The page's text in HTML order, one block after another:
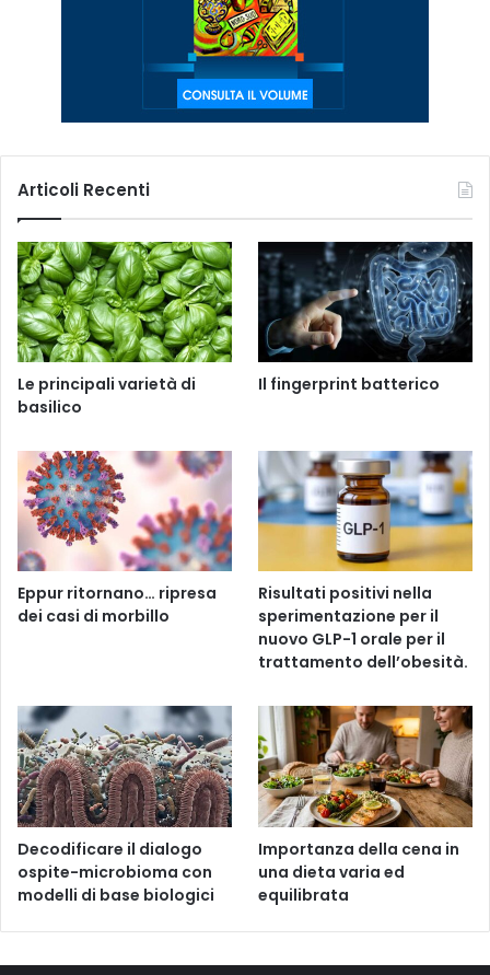
Articoli Recenti
Le principali varietà di
basilico
Il fingerprint batterico
Eppur ritornano… ripresa
dei casi di morbillo
Risultati positivi nella
sperimentazione per il
nuovo GLP-1 orale per il
trattamento dell’obesità.
Decodificare il dialogo
ospite-microbioma con
modelli di base biologici
Importanza della cena in
una dieta varia ed
equilibrata